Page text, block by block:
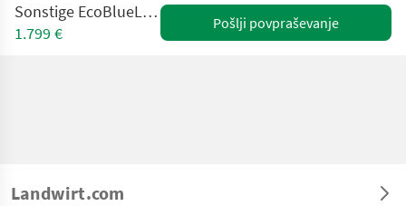
Sonstige EcoBlueLine HKM 1500 DW
1.799 €
Pošlji povpraševanje
Landwirt.com